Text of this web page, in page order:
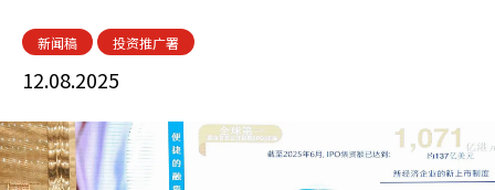
新闻稿 投资推广署
12.08.2025